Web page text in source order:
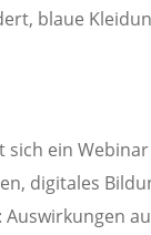
blaue
sich ein
digitales